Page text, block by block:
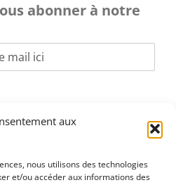
aux
nous utilisons des technologies
et/ou accéder aux informations des
abonner à notre